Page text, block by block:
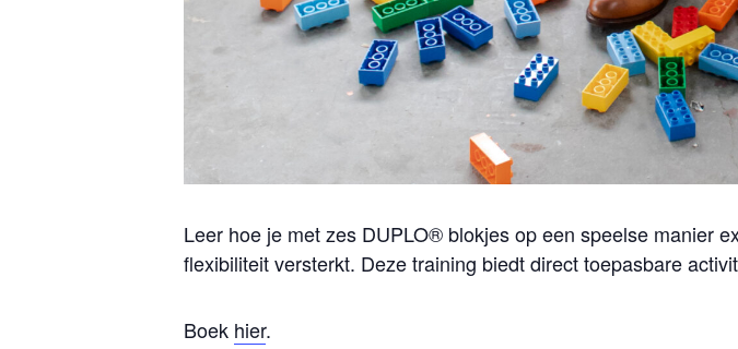
Leer hoe je met zes DUPLO® blokjes op een speelse manier
flexibiliteit versterkt. Deze training biedt direct toepasbare
Boek hier.